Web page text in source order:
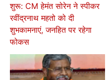
शुरू: CM हेमंत सोरेन ने स्पीकर
रवींद्रनाथ महतो को दी
शुभकामनाएं, जनहित पर रहेगा
फोकस